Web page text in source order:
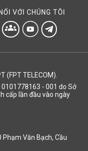
VỚI CHÚNG TÔI
groups
(FPT TELECOM).
- 001 do Sở
cấp lần đầu vào ngày
Phạm Văn Bạch, Cầu